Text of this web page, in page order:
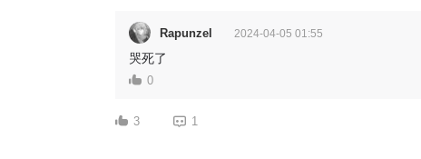
Rapunzel 2024-04-05 01:55
哭死了
0
3 1